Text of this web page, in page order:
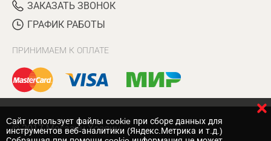
ЗАКАЗАТЬ ЗВОНОК
ГРАФИК РАБОТЫ
ПРИНИМАЕМ К ОПЛАТЕ
© 2017 Магазин Хозяин
Cайт использует файлы cookie при сборе данных для
инструментов веб-аналитики (Яндекс.Метрика и т.д.)